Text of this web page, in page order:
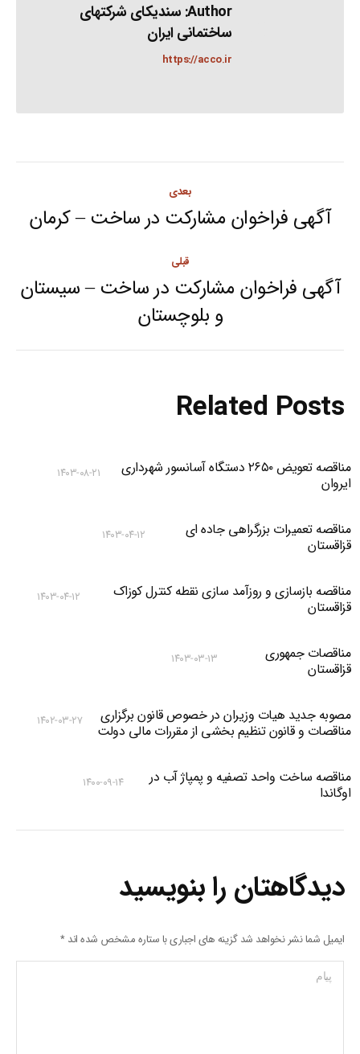
Author: سندیکای شرکتهای
ساختمانی ایران
https://acco.ir
navigation
قبلی
Previous
post:
آگهی فراخوان مشارکت در ساخت – سیستان
و بلوچستان
بعدی
Next
آگهی فراخوان مشارکت در ساخت – کرمان
Related Posts
مناقصه تعویض ۲۶۵۰ دستگاه آسانسور شهرداری
ایروان
۱۴۰۳-۰۸-۲۱
مناقصه تعمیرات بزرگراهی جاده ای
قزاقستان
۱۴۰۳-۰۴-۱۲
مناقصه بازسازی و روزآمد سازی نقطه کنترل کوزاک
قزاقستان
۱۴۰۳-۰۴-۱۲
مناقصات جمهوری
قزاقستان
۱۴۰۳-۰۳-۱۳
مصوبه جدید هیات وزیران در خصوص قانون برگزاری
مناقصات و قانون تنظیم بخشی از مقررات مالی دولت
۱۴۰۲-۰۳-۲۷
مناقصه ساخت واحد تصفیه و پمپاژ آب در
اوگاندا
۱۴۰۰-۰۹-۱۴
دیدگاهتان را بنویسید
ایمیل شما نشر نخواهد شد گزینه های اجباری با ستاره مشخص شده اند*
پیام